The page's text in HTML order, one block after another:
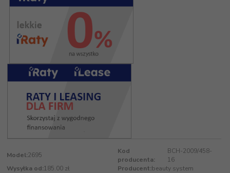
Model:2695
Kod
producenta:
BCH-2009/458-
16
Wysyłka od:185.00 zł Producent:beauty system